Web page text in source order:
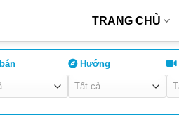
TRANG CHỦ
Hướng